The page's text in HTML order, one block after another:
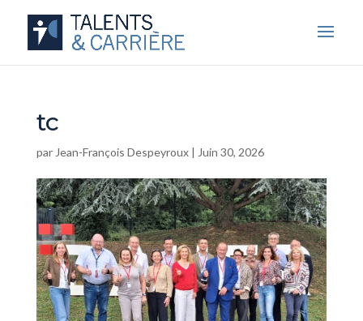
tc
par Jean-François Despeyroux| Juin 30, 2026